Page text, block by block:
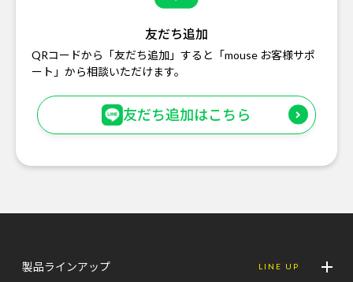
友だち追加
QRコードから「友だち追加」すると「mouse お客様サポ
ート」から相談いただけます。
友だち追加はこちら
製品ラインアップ LINE UP